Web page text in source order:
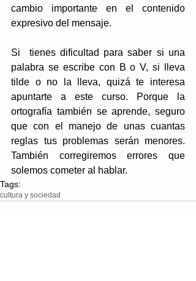
cambio importante en el contenido
expresivo del mensaje.
Si  tienes dificultad para saber si una
palabra se escribe con B o V, si lleva
tilde o no la lleva, quizá te interesa
apuntarte a este curso. Porque la
ortografía también se aprende, seguro
que con el manejo de unas cuantas
reglas tus problemas serán menores.
También corregiremos errores que
solemos cometer al hablar.
Tags:
cultura y sociedad